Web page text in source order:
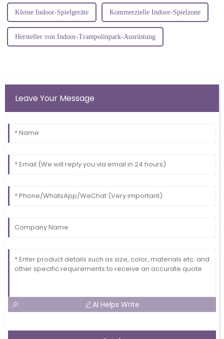
Kleine Indoor-Spielgeräte Kommerzielle Indoor-Spielzone
Hersteller von Indoor-Trampolinpark-Ausrüstung
Leave Your Message
AI Helps Write